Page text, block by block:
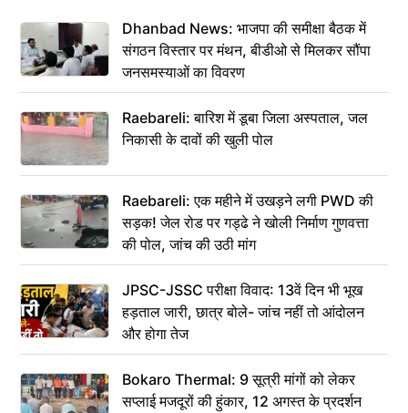
Dhanbad News: भाजपा की समीक्षा बैठक में
संगठन विस्तार पर मंथन, बीडीओ से मिलकर सौंपा
जनसमस्याओं का विवरण
Raebareli: बारिश में डूबा जिला अस्पताल, जल
निकासी के दावों की खुली पोल
Raebareli: एक महीने में उखड़ने लगी PWD की
सड़क! जेल रोड पर गड्ढे ने खोली निर्माण गुणवत्ता
की पोल, जांच की उठी मांग
JPSC-JSSC परीक्षा विवाद: 13वें दिन भी भूख
हड़ताल जारी, छात्र बोले- जांच नहीं तो आंदोलन
और होगा तेज
Bokaro Thermal: 9 सूत्री मांगों को लेकर
सप्लाई मजदूरों की हुंकार, 12 अगस्त के प्रदर्शन